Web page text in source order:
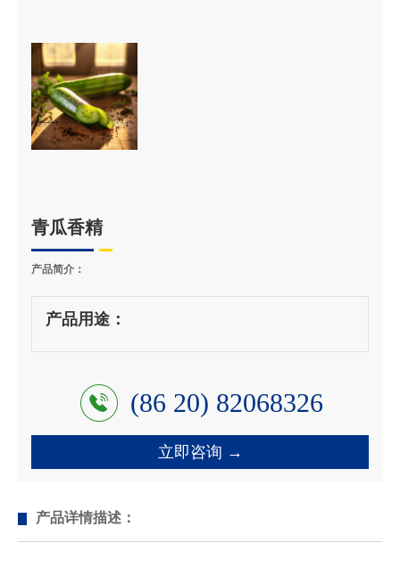
青瓜香精
产品简介：
产品用途：
立即咨询 →
(86 20) 82068326
产品详情描述：